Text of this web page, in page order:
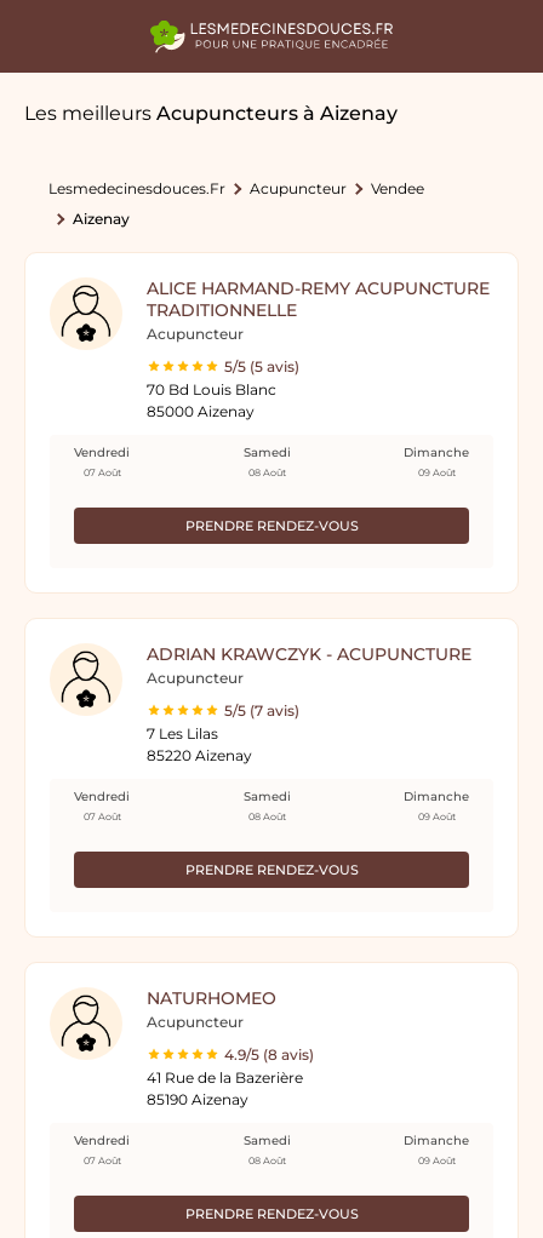
Les meilleurs Acupuncteurs à Aizenay
Lesmedecinesdouces.fr Acupuncteur
Vendee
Aizenay
ALICE HARMAND-REMY ACUPUNCTURE
TRADITIONNELLE
Acupuncteur
5/5 (5 avis)
70 Bd Louis Blanc
85000 Aizenay
PRENDRE RENDEZ-VOUS
Vendredi
07 Août
Samedi
08 Août
Dimanche
09 Août
ADRIAN KRAWCZYK - ACUPUNCTURE
Acupuncteur
5/5 (7 avis)
7 Les Lilas
85220 Aizenay
PRENDRE RENDEZ-VOUS
Vendredi
07 Août
Samedi
08 Août
Dimanche
09 Août
NATURHOMEO
Acupuncteur
4.9/5 (8 avis)
41 Rue de la Bazerière
85190 Aizenay
PRENDRE RENDEZ-VOUS
Vendredi
07 Août
Samedi
08 Août
Dimanche
09 Août